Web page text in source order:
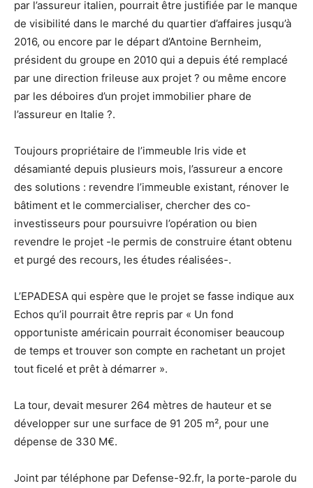
par l’assureur italien, pourrait être justifiée par le manque
de visibilité dans le marché du quartier d’affaires jusqu’à
2016, ou encore par le départ d’Antoine Bernheim,
président du groupe en 2010 qui a depuis été remplacé
par une direction frileuse aux projet ? ou même encore
par les déboires d’un projet immobilier phare de
l’assureur en Italie ?.
Toujours propriétaire de l’immeuble Iris vide et
désamianté depuis plusieurs mois, l’assureur a encore
des solutions : revendre l’immeuble existant, rénover le
bâtiment et le commercialiser, chercher des co-
investisseurs pour poursuivre l’opération ou bien
revendre le projet -le permis de construire étant obtenu
et purgé des recours, les études réalisées-.
L’EPADESA qui espère que le projet se fasse indique aux
Echos qu’il pourrait être repris par « Un fond
opportuniste américain pourrait économiser beaucoup
de temps et trouver son compte en rachetant un projet
tout ficelé et prêt à démarrer ».
La tour, devait mesurer 264 mètres de hauteur et se
développer sur une surface de 91 205 m², pour une
dépense de 330 M€.
Joint par téléphone par Defense-92.fr, la porte-parole du